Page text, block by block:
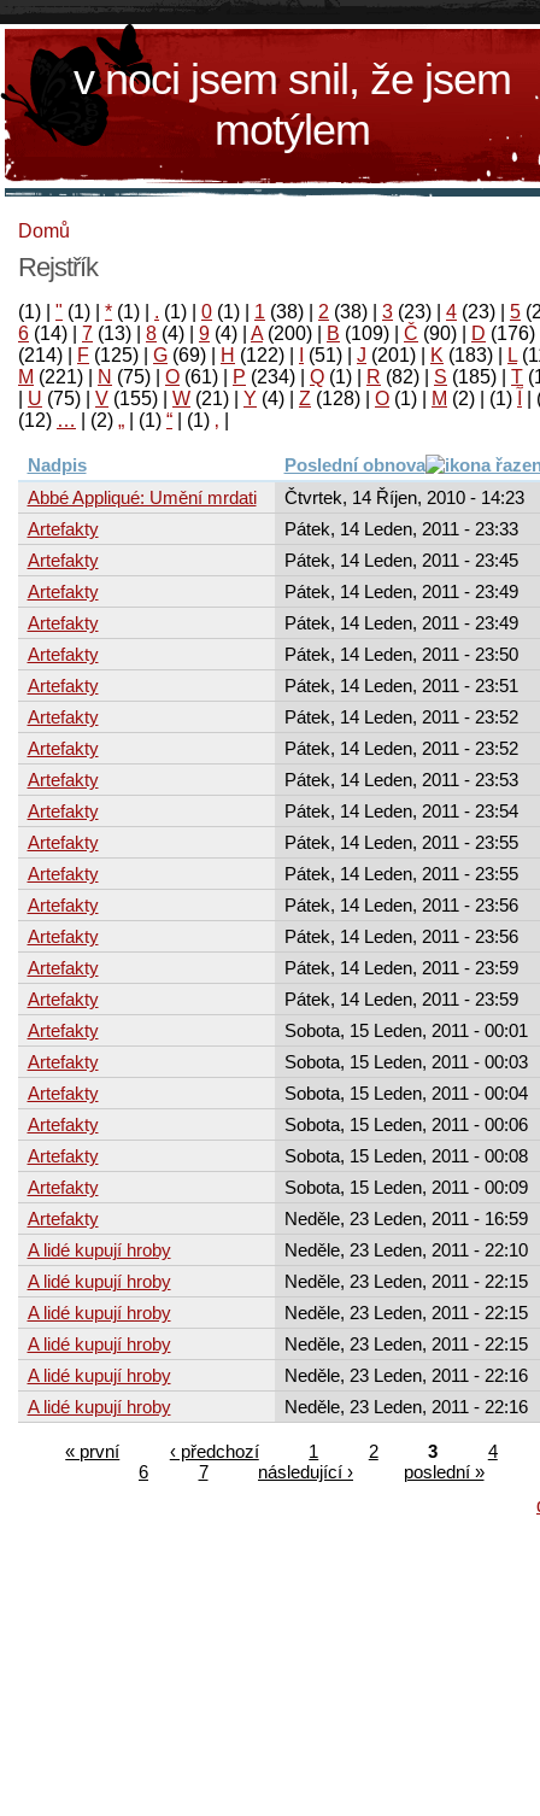
v noci jsem snil, že jsem
motýlem
Domů
Rejstřík
(1) " (1) * (1) . (1) 0 (1) 1 (38) 2 (38) 3 (23) 4 (23) 5
6 (14) 7 (13) 8 (4) 9 (4) A(200) B (109) Č (90) D (176)
(214)
F (125) G (69) H (122) (51) J (201) K (183) L
M (221) N (75) O (61) P (234) Q (1) R (82) S (185) T
U (75) V (155) W (21) Y (4) Z (128) Ο (1) М (2)
(1)
‚
(1)
“
(1)
„
(2)
…
(12)
Nadpis
Poslední obnova
Abbé Appliqué: Umění mrdati
Čtvrtek, 14 Říjen, 2010 - 14:23
Artefakty
Pátek, 14 Leden, 2011 - 23:33
Artefakty
Pátek, 14 Leden, 2011 - 23:45
Artefakty
Pátek, 14 Leden, 2011 - 23:49
Artefakty
Pátek, 14 Leden, 2011 - 23:49
Artefakty
Pátek, 14 Leden, 2011 - 23:50
Artefakty
Pátek, 14 Leden, 2011 - 23:51
Artefakty
Pátek, 14 Leden, 2011 - 23:52
Artefakty
Pátek, 14 Leden, 2011 - 23:52
Artefakty
Pátek, 14 Leden, 2011 - 23:53
Artefakty
Pátek, 14 Leden, 2011 - 23:54
Artefakty
Pátek, 14 Leden, 2011 - 23:55
Artefakty
Pátek, 14 Leden, 2011 - 23:55
Artefakty
Pátek, 14 Leden, 2011 - 23:56
Artefakty
Pátek, 14 Leden, 2011 - 23:56
Artefakty
Pátek, 14 Leden, 2011 - 23:59
Artefakty
Pátek, 14 Leden, 2011 - 23:59
Artefakty
Sobota, 15 Leden, 2011 - 00:01
Artefakty
Sobota, 15 Leden, 2011 - 00:03
Artefakty
Sobota, 15 Leden, 2011 - 00:04
Artefakty
Sobota, 15 Leden, 2011 - 00:06
Artefakty
Sobota, 15 Leden, 2011 - 00:08
Artefakty
Sobota, 15 Leden, 2011 - 00:09
Artefakty
Neděle, 23 Leden, 2011 - 16:59
A lidé kupují hroby
Neděle, 23 Leden, 2011 - 22:10
A lidé kupují hroby
Neděle, 23 Leden, 2011 - 22:15
A lidé kupují hroby
Neděle, 23 Leden, 2011 - 22:15
A lidé kupují hroby
Neděle, 23 Leden, 2011 - 22:15
A lidé kupují hroby
Neděle, 23 Leden, 2011 - 22:16
A lidé kupují hroby
Neděle, 23 Leden, 2011 - 22:16
« první ‹ předchozí 1 2 3
4
6
7 následující ›
poslední »